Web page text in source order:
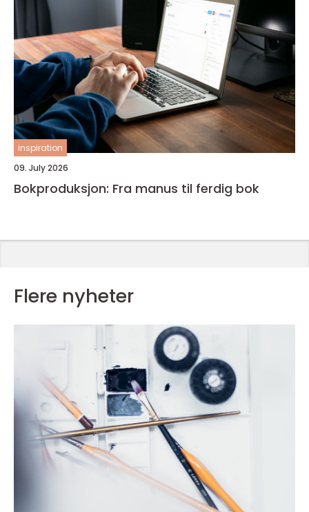
inspiration
09. July 2026
Bokproduksjon: Fra manus til ferdig bok
Flere nyheter